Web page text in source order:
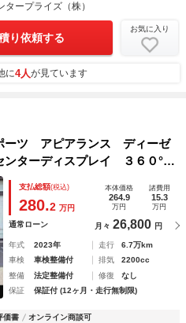
タープライズ（株）
り依頼する
お気に入り
に4人が見ています
ツ アピアランス ディーゼ
ターディスプレイ ３６０°ビ
ブレコーダー ＥＴＣ アダプ
突被害軽減ブレーキ ＡＴ誤
トモニタ
支払総額(税込)
280.2 万円
本体価格
264.9
万円
諸費用
15.3
万円
通常ローン 月々 26,800 円
年式 2023年 走行
6.7万km
車検
車検整備付 排気
2200cc
整備
法定整備付 修復
なし
保証
保証付 (12ヶ月・走行無制限)
価書 オンライン商談可